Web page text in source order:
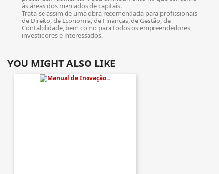
às áreas dos mercados de capitais.
Trata-se assim de uma obra recomendada para profissionais
de Direito, de Economia, de Finanças, de Gestão, de
Contabilidade, bem como para todos os empreendedores,
investidores e interessados.
YOU MIGHT ALSO LIKE